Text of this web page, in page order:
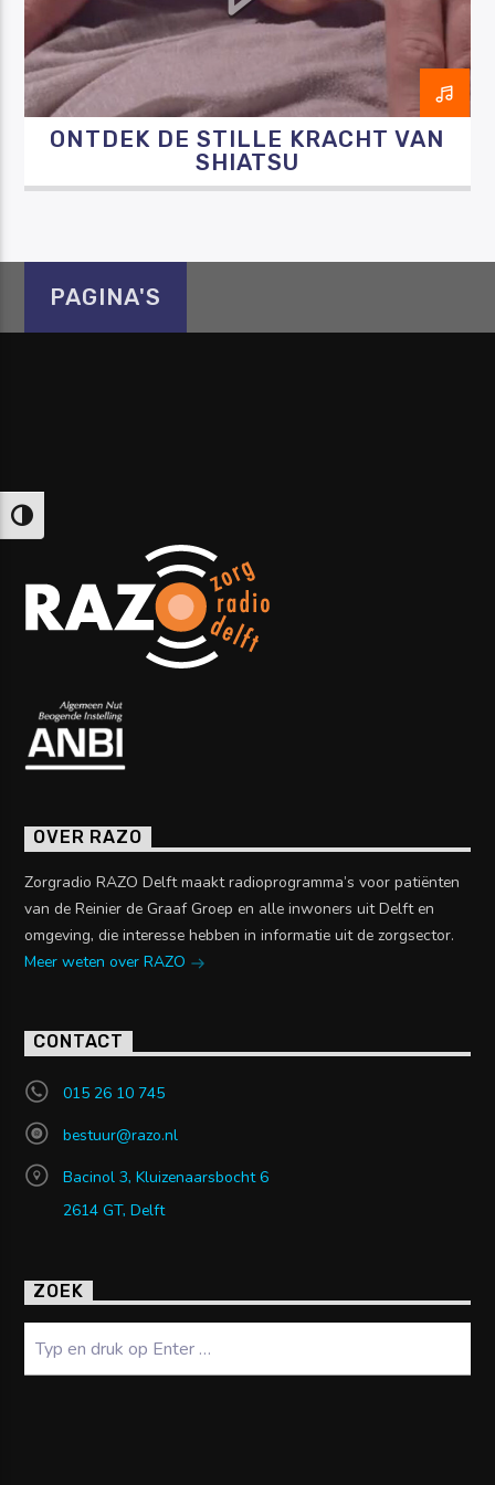
Keuze voor hoog contrast
Luister RAZO online
ONTDEK DE STILLE KRACHT VAN
SHIATSU
PAGINA'S
OVER RAZO
Zorgradio RAZO Delft maakt radioprogramma’s voor patiënten
van de Reinier de Graaf Groep en alle inwoners uit Delft en
omgeving, die interesse hebben in informatie uit de zorgsector.
Meer weten over RAZO
CONTACT
015 26 10 745
bestuur@razo.nl
Bacinol 3, Kluizenaarsbocht 6
2614 GT, Delft
ZOEK